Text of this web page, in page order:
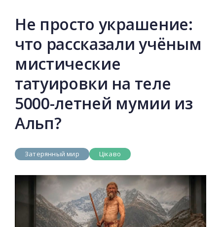
Не просто украшение:
что рассказали учёным
мистические
татуировки на теле
5000-летней мумии из
Альп?
Затерянный мир Цікаво